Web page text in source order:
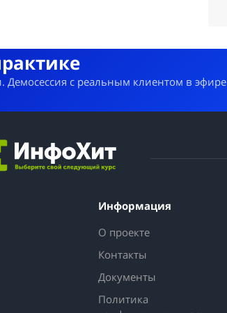
Демосессия с реальным клиентом в эфире
Информация
О проекте
Контакты
Документы
Политика